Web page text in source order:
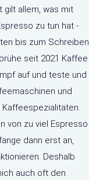
gilt allem, was mit
zu tun hat -
bis zum Schreiben
seit 2021 Kaffee
auf und teste und
und
von zu viel Espresso
dann erst an,
Deshalb
auch oft den